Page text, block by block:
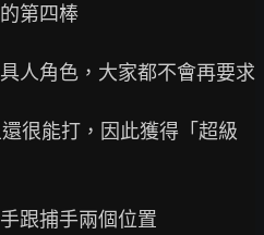
第四棒
人角色，大家都不會再要求
很能打，因此獲得「超級
跟捕手兩個位置